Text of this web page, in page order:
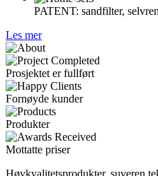
PATENT: sandfilter,
Les mer
Prosjektet er fullført
Fornøyde kunder
Produkter
Mottatte priser
Høykvalitetsprodukter, suveren